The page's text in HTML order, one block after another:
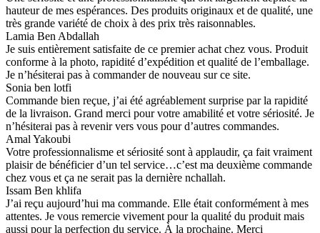
hauteur de mes espérances. Des produits originaux et de qualité, une
très grande variété de choix à des prix très raisonnables.
Lamia Ben Abdallah
Je suis entièrement satisfaite de ce premier achat chez vous. Produit
conforme à la photo, rapidité d’expédition et qualité de l’emballage.
Je n’hésiterai pas à commander de nouveau sur ce site.
Sonia ben lotfi
Commande bien reçue, j’ai été agréablement surprise par la rapidité
de la livraison. Grand merci pour votre amabilité et votre sériosité. Je
n’hésiterai pas à revenir vers vous pour d’autres commandes.
Amal Yakoubi
Votre professionnalisme et sériosité sont à applaudir, ça fait vraiment
plaisir de bénéficier d’un tel service…c’est ma deuxième commande
chez vous et ça ne serait pas la dernière nchallah.
Issam Ben khlifa
J’ai reçu aujourd’hui ma commande. Elle était conformément à mes
attentes. Je vous remercie vivement pour la qualité du produit mais
aussi pour la perfection du service. À la prochaine. Merci